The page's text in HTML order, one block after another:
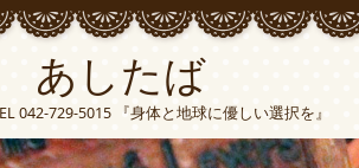
あしたば
042-729-5015 『身体と地球に優しい選択を』